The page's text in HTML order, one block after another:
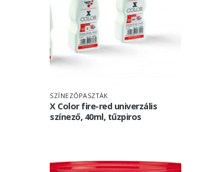
SZÍNEZŐPASZTÁK
X Color fire-red univerzális
színező, 40ml, tűzpiros